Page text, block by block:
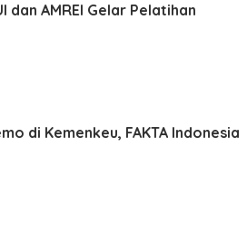
dan AMREI Gelar Pelatihan
di Kemenkeu, FAKTA Indonesia